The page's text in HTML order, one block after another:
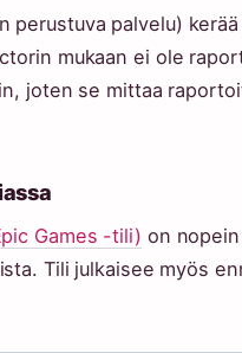
palvelu)
mukaan ei ole
joten se mittaa
Games -tili) on
Tili julkaisee myös